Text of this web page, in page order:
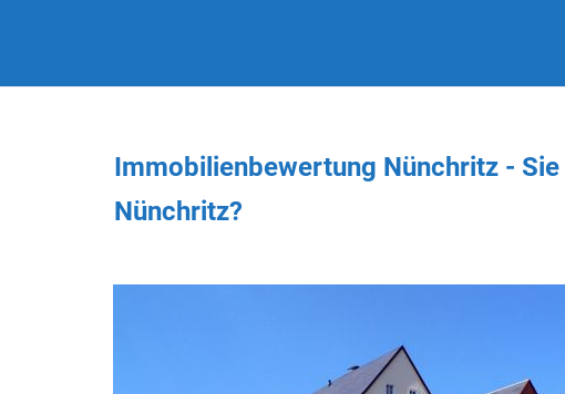
Immobilienbewertung Nünchritz - Sie
Nünchritz?